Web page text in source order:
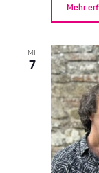
Mehr
MI.
7